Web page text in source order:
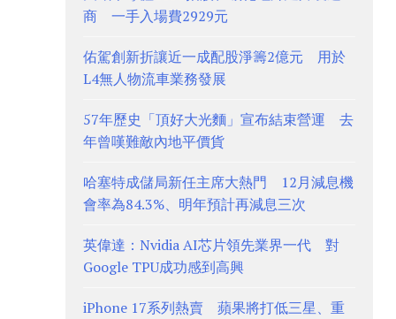
商 一手入場費2929元
佑駕創新折讓近一成配股淨籌2億元 用於
L4無人物流車業務發展
57年歷史「頂好大光麵」宣布結束營運 去
年曾嘆難敵內地平價貨
哈塞特成儲局新任主席大熱門 12月減息機
會率為84.3%、明年預計再減息三次
英偉達：Nvidia AI芯片領先業界一代 對
Google TPU成功感到高興
iPhone 17系列熱賣 蘋果將打低三星、重